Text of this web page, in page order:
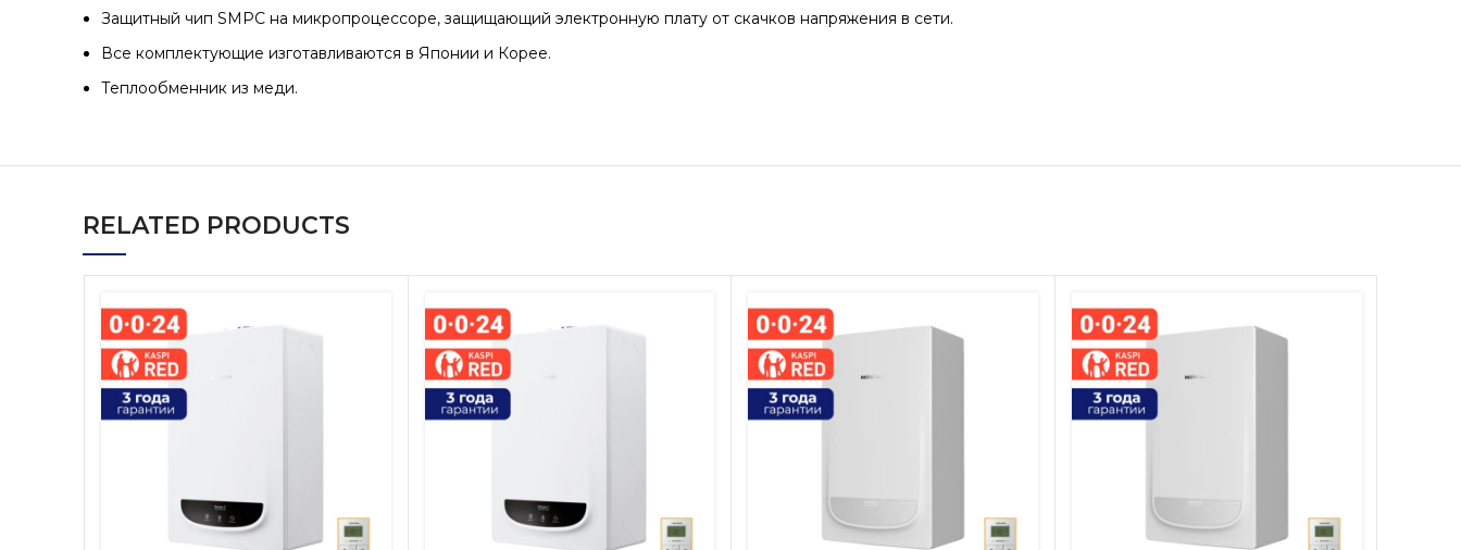
Защитный чип SMPC на микропроцессоре, защищающий электронную плату от скачков напряжения в сети.
Все комплектующие изготавливаются в Японии и Корее.
Теплообменник из меди.
RELATED PRODUCTS